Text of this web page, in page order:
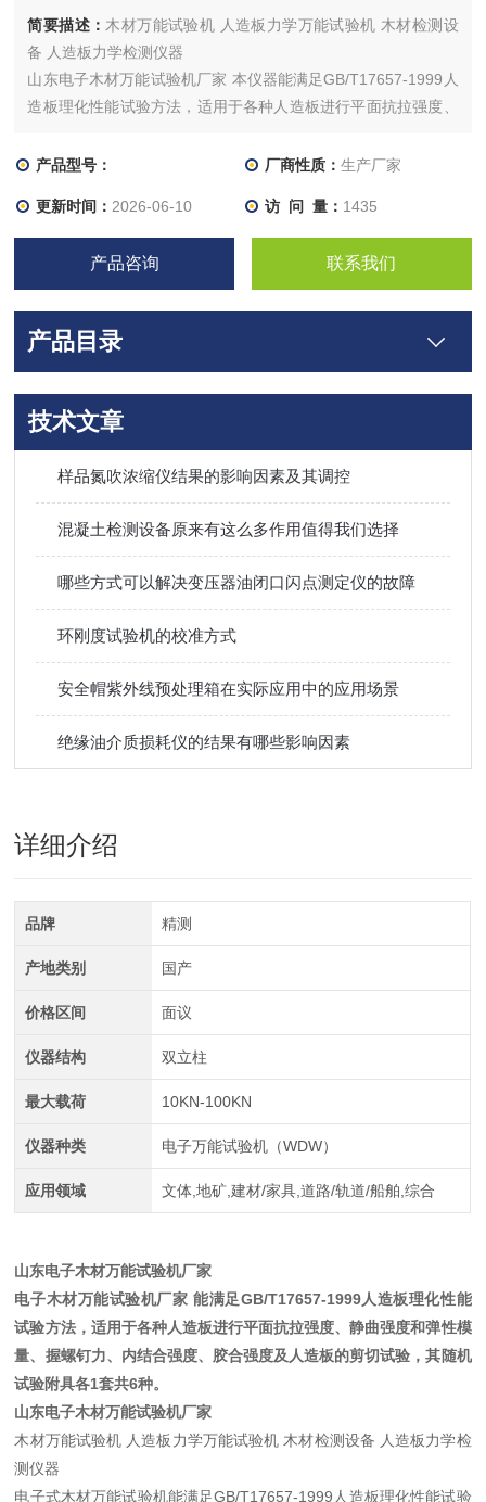
简要描述： 木材万能试验机 人造板力学万能试验机 木材检测设
备 人造板力学检测仪器
山东电子木材万能试验机厂家 本仪器能满足GB/T17657-1999人
造板理化性能试验方法，适用于各种人造板进行平面抗拉强度、
板的剪切试验，其随机试验附具各1套共6种。
产品型号： 厂商性质： 生产厂家
更新时间： 2026-06-10 访 问 量： 1435
产品咨询 联系我们
产品目录
技术文章
样品氮吹浓缩仪结果的影响因素及其调控
混凝土检测设备原来有这么多作用值得我们选择
哪些方式可以解决变压器油闭口闪点测定仪的故障
环刚度试验机的校准方式
安全帽紫外线预处理箱在实际应用中的应用场景
绝缘油介质损耗仪的结果有哪些影响因素
详细介绍
品牌 精测
产地类别 国产
价格区间 面议
仪器结构 双立柱
最大载荷 10KN-100KN
仪器种类 电子万能试验机（WDW）
应用领域 文体,地矿,建材/家具,道路/轨道/船舶,综合
山东电子木材万能试验机厂家
电子木材万能试验机厂家 能满足GB/T17657-1999人造板理化性能
试验方法，适用于各种人造板进行平面抗拉强度、静曲强度和弹性模
量、握螺钉力、内结合强度、胶合强度及人造板的剪切试验，其随机
试验附具各1套共6种。
山东电子木材万能试验机厂家
木材万能试验机 人造板力学万能试验机 木材检测设备 人造板力学检
测仪器
电子式木材万能试验机能满足GB/T17657-1999人造板理化性能试验